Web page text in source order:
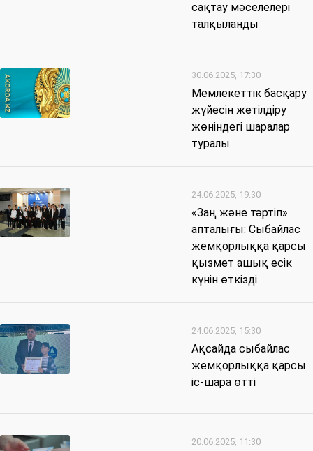
сақтау мәселелері
талқыланды
30.06.2025, 17:30
Мемлекеттік басқару
жүйесін жетілдіру
жөніндегі шаралар
туралы
24.06.2025, 19:30
«Заң және тәртіп»
апталығы: Сыбайлас
жемқорлыққа қарсы
қызмет ашық есік
күнін өткізді
24.06.2025, 15:30
Ақсайда сыбайлас
жемқорлыққа қарсы
іс-шара өтті
20.06.2025, 11:30